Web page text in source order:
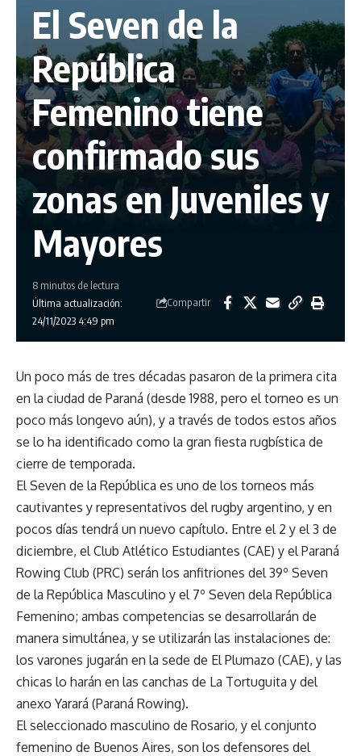
El Seven de la
República
Femenino tiene
confirmado sus
zonas en Juveniles y
Mayores
Última actualización:
24/11/2023 4:49 pm
8 minutos de lectura
Compartir
Un poco más de tres décadas pasaron de la primera cita
en la ciudad de Paraná (desde 1988, pero el torneo es un
poco más longevo aún), y a través de todos estos años
se lo ha identificado como la gran fiesta rugbística de
cierre de temporada.
El Seven de la República es uno de los torneos más
cautivantes y representativos del rugby argentino, y en
pocos días tendrá un nuevo capítulo. Entre el 2 y el 3 de
diciembre, el Club Atlético Estudiantes (CAE) y el Paraná
Rowing Club (PRC) serán los anfitriones del 39º Seven
de la República Masculino y el 7º Seven dela República
Femenino; ambas competencias se desarrollarán de
manera simultánea, y se utilizarán las instalaciones de:
los varones jugarán en la sede de El Plumazo (CAE), y las
chicas lo harán en las canchas de La Tortuguita y del
anexo Yarará (Paraná Rowing).
El seleccionado masculino de Rosario, y el conjunto
femenino de Buenos Aires, son los defensores del